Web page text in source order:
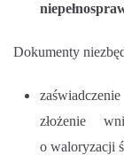
Dokumenty
złożenie
o waloryzacji